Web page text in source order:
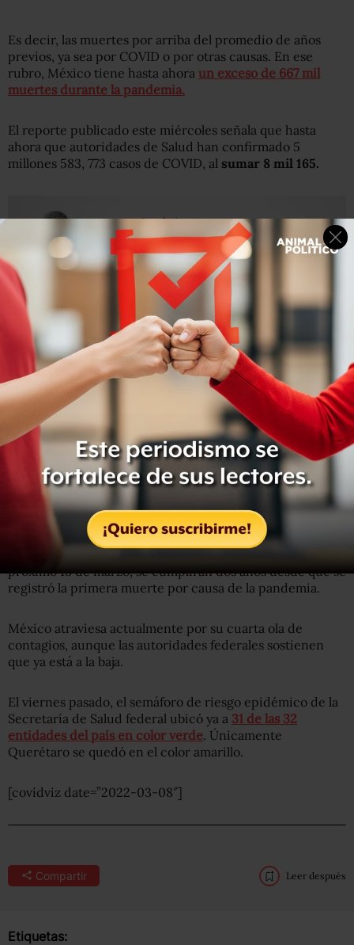
Es decir, las muertes por arriba del promedio de años
previos, ya sea por COVID o por otras causas. En ese
rubro, México tiene hasta ahora un exceso de 667 mil
muertes durante la pandemia.
El reporte publicado este miércoles señala que hasta
ahora que autoridades de Salud han confirmado 5
millones 583, 773 casos de COVID, al sumar 8 mil 165.
En cuanto a la estimación de casos activos, se indicó que
los estados con mayor tasa son Baja California Sur y
Ciudad de México.
El 28 de febrero, México cumplió dos años de que se
detectó el primer caso de COVID-19 en el país. El
próximo 18 de marzo, se cumplirán dos años desde que se
registró la primera muerte por causa de la pandemia.
México atraviesa actualmente por su cuarta ola de
contagios, aunque las autoridades federales sostienen
que ya está a la baja.
El viernes pasado, el semáforo de riesgo epidémico de la
Secretaría de Salud federal ubicó ya a 31 de las 32
entidades del país en color verde. Únicamente
Querétaro se quedó en el color amarillo.
[covidviz date=”2022-03-08″]
Compartir Leer después
Etiquetas: